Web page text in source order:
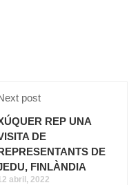
post
REP UNA
DE
DE
FINLÀNDIA
abril, 2022